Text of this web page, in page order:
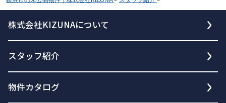
株式会社KIZUNAについて
スタッフ紹介
物件カタログ